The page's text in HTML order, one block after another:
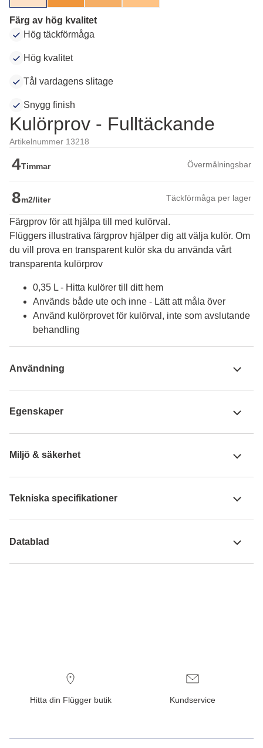
Färg av hög kvalitet
Hög täckförmåga
Hög kvalitet
Tål vardagens slitage
Snygg finish
Kulörprov - Fulltäckande
Artikelnummer 13218
4Timmar Övermålningsbar
8m2/liter Täckförmåga per lager
Färgprov för att hjälpa till med kulörval.
Flüggers illustrativa färgprov hjälper dig att välja kulör. Om
du vill prova en transparent kulör ska du använda vårt
transparenta kulörprov
0,35 L - Hitta kulörer till ditt hem
Används både ute och inne - Lätt att måla över
Använd kulörprovet för kulörval, inte som avslutande
behandling
Användning
Egenskaper
Miljö & säkerhet
Tekniska specifikationer
Datablad
Hitta din Flügger butik Kundservice